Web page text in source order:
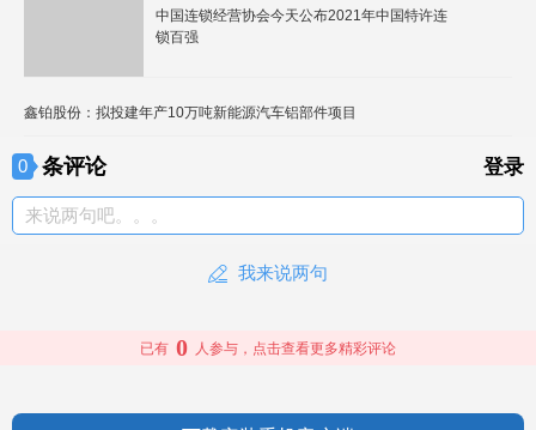
中国连锁经营协会今天公布2021年中国特许连
锁百强
鑫铂股份：拟投建年产10万吨新能源汽车铝部件项目
0 条评论 登录
来说两句吧。。。
我来说两句
已有 0 人参与，点击查看更多精彩评论